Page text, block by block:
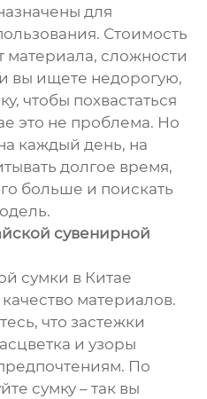
для
Стоимость
материала, сложности
вы ищете недорогую,
чтобы похвастаться
это не проблема. Но
каждый день, на
долгое время,
больше и поискать
сувенирной
сумки в Китае
материалов.
что застежки
и узоры
По
сумку – так вы